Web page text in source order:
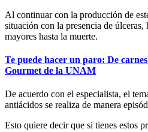
Al continuar con la producción de
situación con la presencia de úlceras,
mayores hasta la muerte.
Te puede hacer un paro: De
Gourmet de la UNAM
De acuerdo con el especialista, el
antiácidos se realiza de manera
Esto quiere decir que si tienes estos